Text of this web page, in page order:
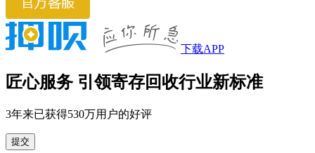
下载APP
匠心服务 引领寄存回收行业新标准
3年来已获得530万用户的好评
提交